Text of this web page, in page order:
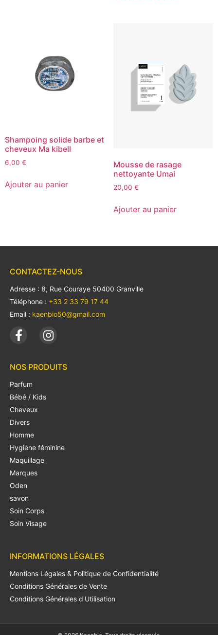
Shampoing solide barbe et
cheveux Ma kibell
6,00 €
Ajouter au panier
Mousse de rasage
nettoyante Umai
20,00 €
Ajouter au panier
CONTACTEZ-NOUS
Adresse : 8, Rue Couraye 50400 Granville
Téléphone : +33 2 33 79 17 44
Email : kaenbio50@gmail.com
NOS PRODUITS
Parfum
Bébé / Kids
Cheveux
Divers
Homme
Hygiène féminine
Maquillage
Marques
Oden
savon
Soin Corps
Soin Visage
INFORMATIONS LÉGALES
Mentions Légales & Politique de Confidentialité
Conditions Générales de Vente
Conditions Générales d'Utilisation